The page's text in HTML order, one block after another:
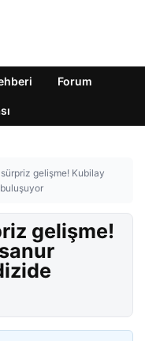
Forum
sürpriz gelişme! Kubilay
gelişme!